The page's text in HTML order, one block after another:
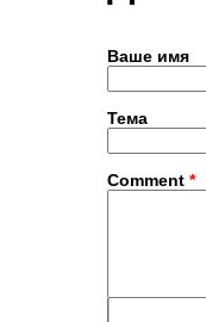
Ваше имя
Тема
Comment *